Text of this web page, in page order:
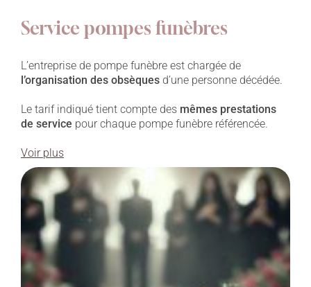
Service pompes funèbres
L’entreprise de pompe funèbre est chargée de
l’organisation des obsèques d’une personne décédée.
Le tarif indiqué tient compte des mêmes prestations
de service pour chaque pompe funèbre référencée.
Voir plus